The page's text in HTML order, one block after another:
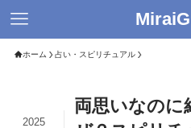
ホーム 占い・スピリチュアル
両思いなのに
2025